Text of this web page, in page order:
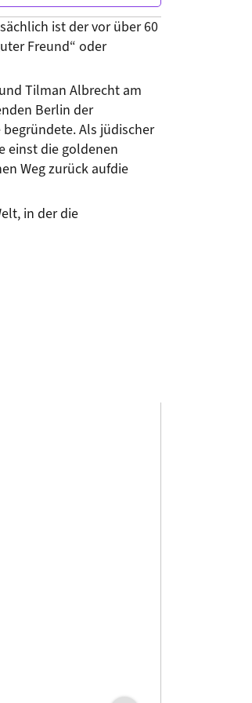
ist der vor über 60
Freund“ oder
Tilman Albrecht am
Berlin der
Als jüdischer
einst die goldenen
Weg zurück aufdie
in der die